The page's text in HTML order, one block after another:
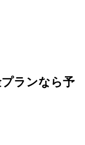
ランなら予